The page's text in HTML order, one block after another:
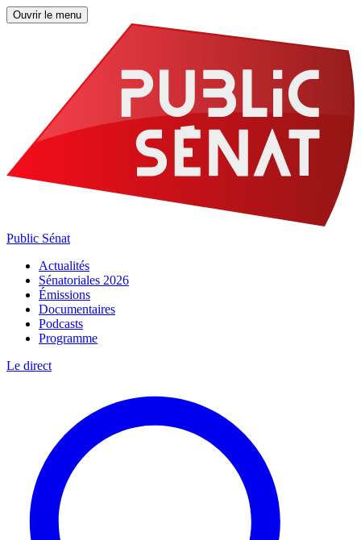
Ouvrir le menu
Public Sénat
Actualités
Sénatoriales 2026
Émissions
Documentaires
Podcasts
Programme
Le direct